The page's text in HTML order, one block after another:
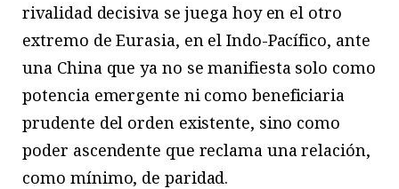
rivalidad decisiva se juega hoy en el otro
extremo de Eurasia, en el Indo-Pacífico, ante
una China que ya no se manifiesta solo como
potencia emergente ni como beneficiaria
prudente del orden existente, sino como
poder ascendente que reclama una relación,
como mínimo, de paridad.